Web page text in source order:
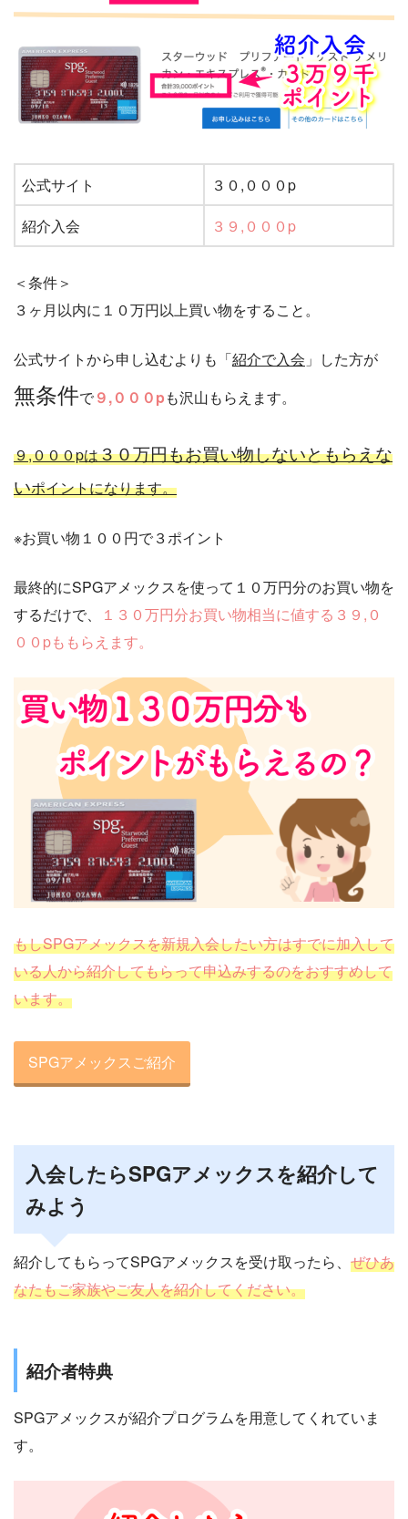
公式サイト
３０,０００p
紹介入会
３９,０００p
＜条件＞
３ヶ月以内に１０万円以上買い物をすること。
公式サイトから申し込むよりも「紹介で入会 」した方が
無条件で９,０００pも沢山もらえます。
９,０００pは３０万円もお買い物しないともらえな
いポイントになります。
※お買い物１００円で３ポイント
最終的にSPGアメックスを使って１０万円分のお買い物を
するだけで、
１３０万円分お買い物相当に値する３９,０
００pももらえます。
もしSPGアメックスを新規入会したい方はすでに加入して
いる人から紹介してもらって申込みするのをおすすめして
います。
SPGアメックスご紹介
入会したらSPGアメックスを紹介して
みよう
紹介してもらってSPGアメックスを受け取ったら、 ぜひあ
なたもご家族やご友人を紹介してください。
紹介者特典
SPGアメックスが紹介プログラムを用意してくれていま
す。